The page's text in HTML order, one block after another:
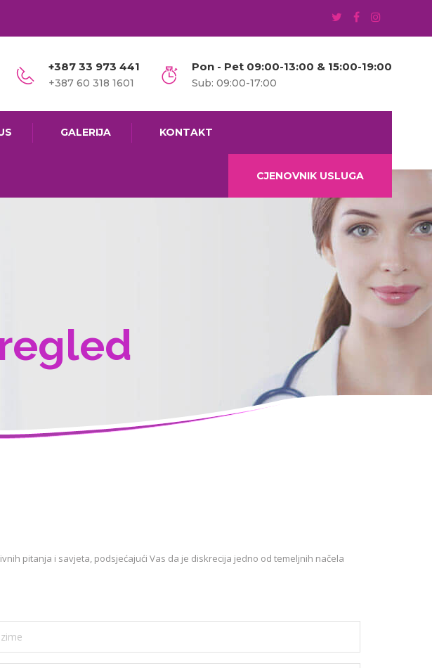
+387 33 973 441
+387 60 318 1601
Pon - Pet 09:00-13:00 & 15:00-19:00
Sub: 09:00-17:00
GALERIJA KONTAKT
CJENOVNIK USLUGA
pitanja i savjeta, podsjećajući Vas da je diskrecija jedno od temeljnih načela